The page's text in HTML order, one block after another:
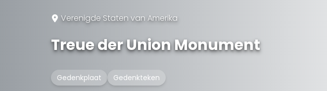
Verenigde Staten van Amerika
Treue der Union Monument
Gedenkplaat Gedenkteken